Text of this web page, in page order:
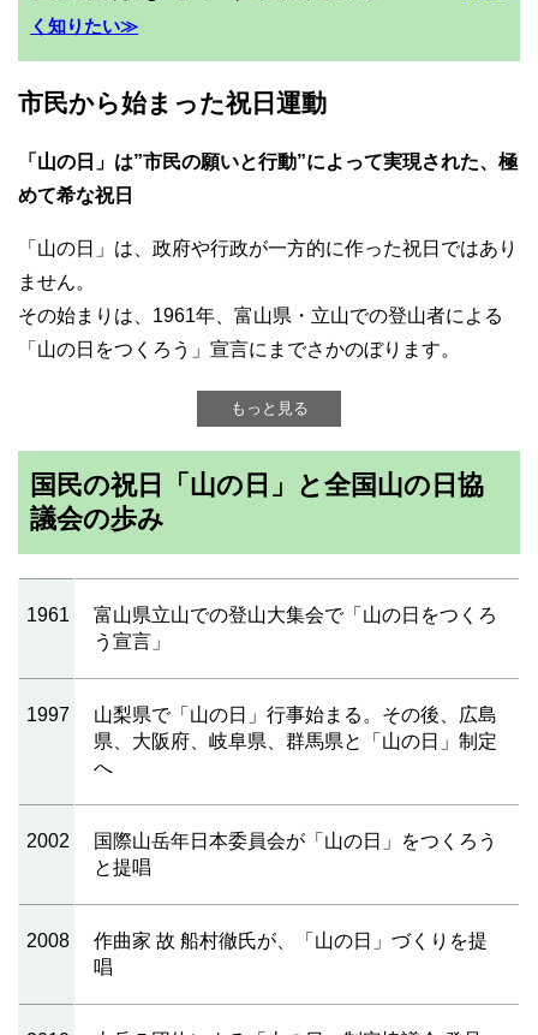
く知りたい≫
市民から始まった祝日運動
「山の日」は”市民の願いと行動”によって実現された、極
めて希な祝日
「山の日」は、政府や行政が一方的に作った祝日ではあり
ません。
その始まりは、1961年、富山県・立山での登山者による
「山の日をつくろう」宣言にまでさかのぼります。
もっと見る
国民の祝日「山の日」と全国山の日協
議会の歩み
1961
富山県立山での登山大集会で「山の日をつくろ
う宣言」
1997
山梨県で「山の日」行事始まる。その後、広島
県、大阪府、岐阜県、群馬県と「山の日」制定
へ
2002
国際山岳年日本委員会が「山の日」をつくろう
と提唱
2008
作曲家 故 船村徹氏が、「山の日」づくりを提
唱